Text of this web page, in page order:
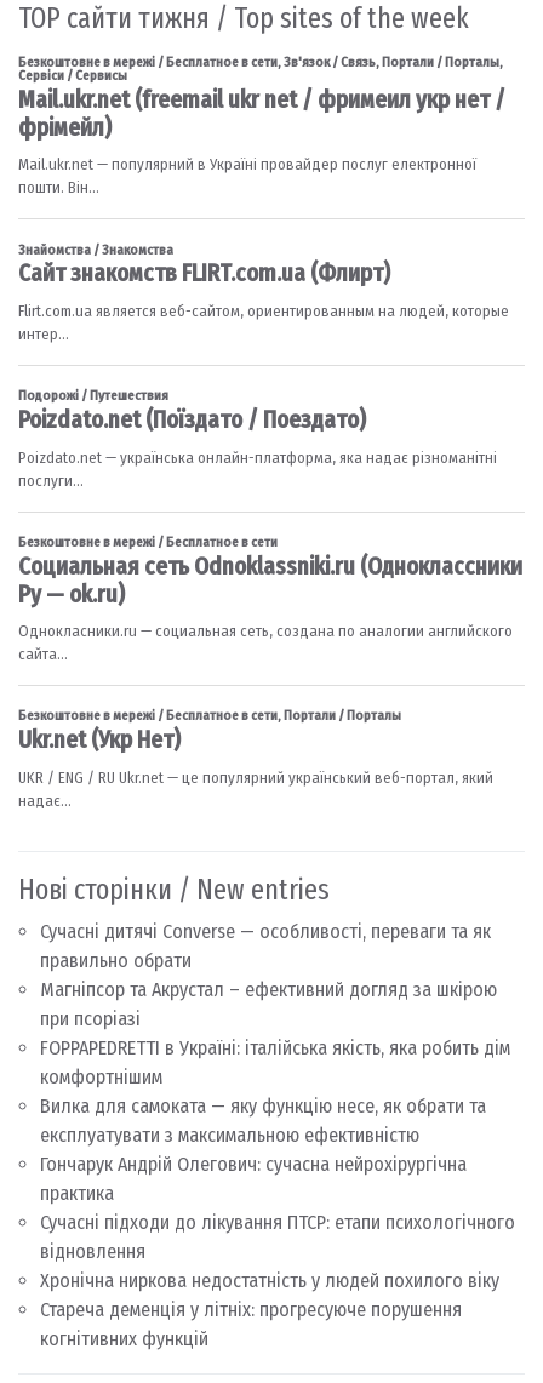
TOP сайти тижня / Top sites of the week
Нові сторінки / New entries
Сучасні дитячі Converse — особливості, переваги та як
правильно обрати
Магніпсор та Акрустал – ефективний догляд за шкірою
при псоріазі
FOPPAPEDRETTI в Україні: італійська якість, яка робить дім
комфортнішим
Вилка для самоката — яку функцію несе, як обрати та
експлуатувати з максимальною ефективністю
Гончарук Андрій Олегович: сучасна нейрохірургічна
практика
Сучасні підходи до лікування ПТСР: етапи психологічного
відновлення
Хронічна ниркова недостатність у людей похилого віку
Стареча деменція у літніх: прогресуюче порушення
когнітивних функцій